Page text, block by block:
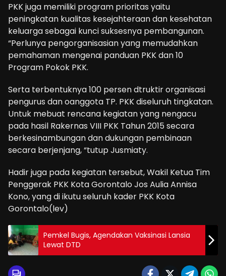
PKK juga memiliki program prioritas yaitu
peningkatan kualitas kesejahteraan dan kesehatan
keluarga sebagai kunci suksesnya pembangunan.
“Perlunya pengorganisasian yang memudahkan
pemahaman mengenai panduan PKK dan 10
Program Pokok PKK.
Serta terbentuknya 100 persen dtruktir organisasi
pengurus dan oanggota TP. PKK diseluruh tingkatan.
Untuk mebuat rencana kegiatan yang nengacu
pada hasil Rakernas VIII PKK Tahun 2015 secara
berkesinambungan dan dukungan pembinaan
secara berjenjang, “tutup Jusmiaty.
Hadir juga pada kegiatan tersebut, Wakil Ketua Tim
Penggerak PKK Kota Gorontalo Jos Aulia Annisa
Kono, yang di ikutu seluruh kader PKK Kota
Gorontalo(lev)
Pemkel Bugis, Agendakan Vaksinasi Lansia
Lewat DTD